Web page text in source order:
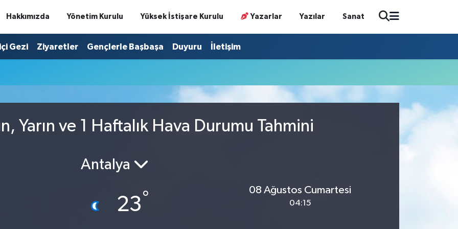
Hakkımızda Yönetim Kurulu Yüksek İstişare Kurulu Yazarlar Yazılar Sanat
Gezi Ziyaretler Gençlerle Başbaşa Duyuru İletişim
Yarın ve 1 Haftalık Hava Durumu Tahmini
Antalya
23°
08 Ağustos Cumartesi
04:15